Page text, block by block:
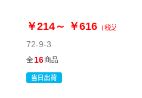
￥214～ ￥616 （税込）
72-9-3
全16商品